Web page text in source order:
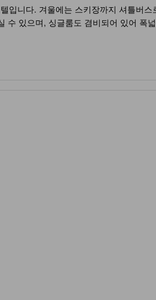
입니다. 겨울에는 스키장까지 셔틀버
있으며, 싱글룸도 겸비되어 있어 폭